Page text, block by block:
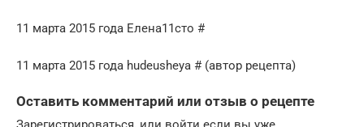
11 марта 2015 года Елена11сто #
11 марта 2015 года hudeusheya # (автор рецепта)
Оставить комментарий или отзыв о рецепте